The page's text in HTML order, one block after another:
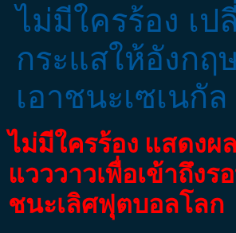
ไม่มีใครร้อง เป
กระแสให้อังกฤ
เอาชนะเซเนกัล
ไม่มีใครร้อง แสดงผ
แวววาวเพื่อเข้าถึงร
ชนะเลิศฟุตบอลโลก